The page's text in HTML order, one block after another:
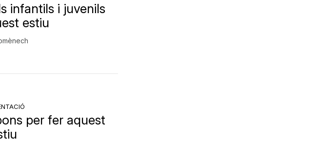
infantils i juvenils
estiu
per fer aquest